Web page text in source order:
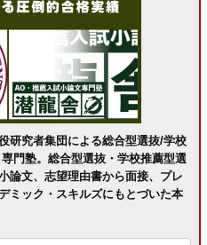
研究者集団による総合型選抜/学校
門塾。総合型選抜・学校推薦型選
論文、志望理由書から面接、プレ
ミック・スキルズにもとづいた本